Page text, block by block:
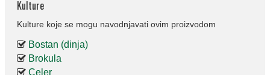
Kulture
Kulture koje se mogu navodnjavati ovim proizvodom
Bostan (dinja)
Brokula
Celer